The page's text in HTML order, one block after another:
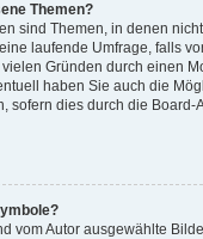
Themen?
sind Themen, in denen
laufende Umfrage, falls
Gründen durch einen
haben Sie auch die
sofern dies durch die Board-
vom Autor ausgewählte